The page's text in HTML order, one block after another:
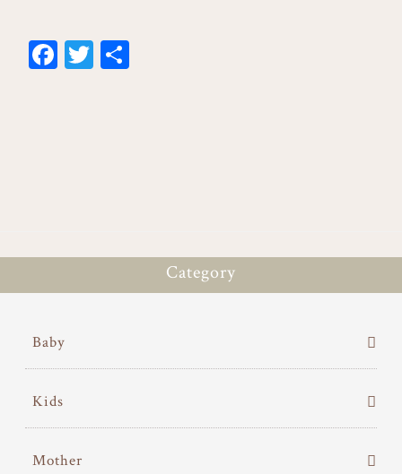
Fa T
Category
Baby
Kids
Mother